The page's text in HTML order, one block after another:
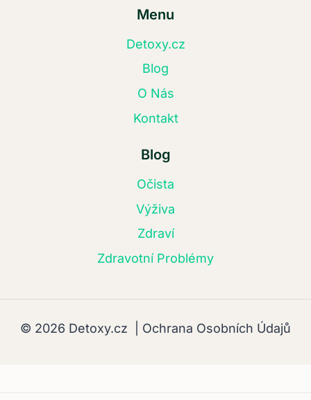
Menu
Detoxy.cz
Blog
O Nás
Kontakt
Blog
Očista
Výživa
Zdraví
Zdravotní Problémy
© 2026 Detoxy.cz | Ochrana Osobních Údajů